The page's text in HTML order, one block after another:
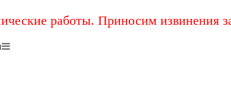
работы. Приносим извинения